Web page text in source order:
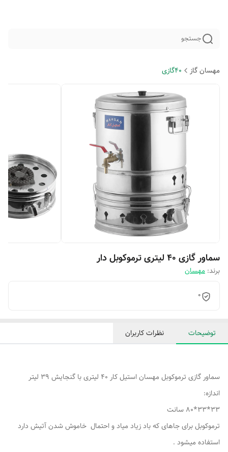
جستجو
مهسان گاز 40گازی
سماور گازی 40 لیتری ترموکوبل دار
برند: مهسان
0
توضیحات نظرات کاربران
سماور گازی ترموکوبل مهسان استیل کار 40 لیتری با گنجایش 39 لیتر
اندازه:
33*33*80 سانت
ترموکوبل برای جاهای که باد زیاد میاد و احتمال خاموش شدن آتیش دارد
استفاده میشود .